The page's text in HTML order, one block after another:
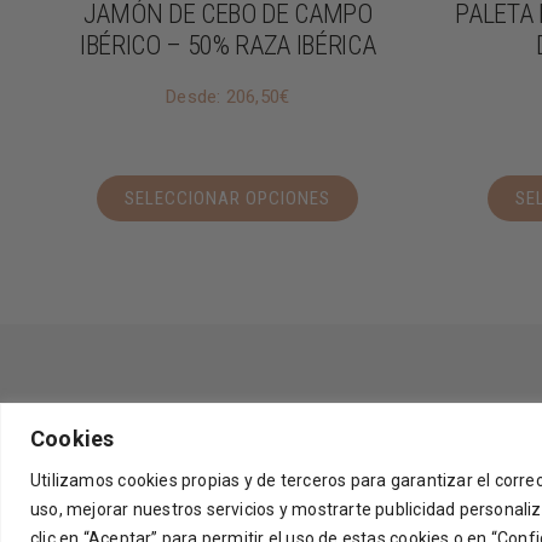
Cookies
Utilizamos cookies propias y de terceros para garantizar el
uso, mejorar nuestros servicios y mostrarte publicidad
clic en “Aceptar” para permitir el uso de estas cookies o en
JAMÓN DE CEBO DE CAMPO
IBÉRICO – 50% RAZA IBÉRICA
Desde: 206,50€
SELECCIONAR OPCIONES
PALETA